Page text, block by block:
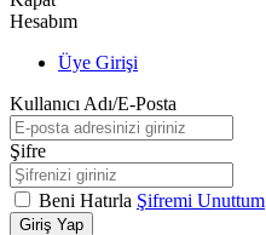
Hesabım
Üye Girişi
Kullanıcı Adı/E-Posta
Şifre
Beni Hatırla Şifremi Unuttum
Giriş Yap